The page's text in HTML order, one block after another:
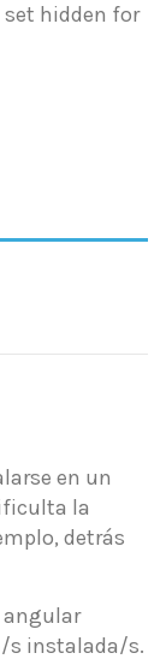
set hidden for
en un
la
detrás
angular
s instalada/s.